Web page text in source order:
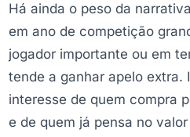
Há ainda o peso da
em ano de competição
jogador importante ou em
tende a ganhar apelo extra.
interesse de quem compra
e de quem já pensa no